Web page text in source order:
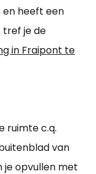
en heeft een
je de
in Fraipont te
ruimte c.q.
van
je opvullen met